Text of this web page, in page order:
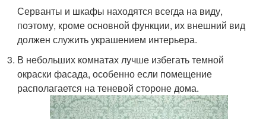
Серванты и шкафы находятся всегда на виду,
поэтому, кроме основной функции, их внешний вид
должен служить украшением интерьера.
В небольших комнатах лучше избегать темной
окраски фасада, особенно если помещение
располагается на теневой стороне дома.